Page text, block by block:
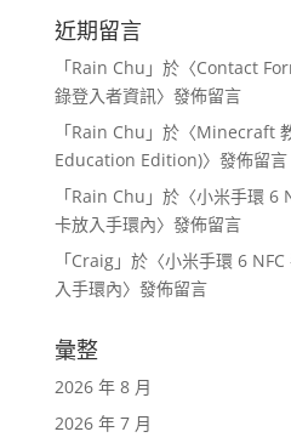
近期留言
「Rain Chu 」於〈Contact
錄登入者資訊〉發佈留言
「Rain Chu 」於〈Minecraft
Education Edition)〉發佈留言
「Rain Chu 」於〈小米手環 6
卡放入手環內〉發佈留言
「Craig」於〈小米手環 6
入手環內〉發佈留言
彙整
2026 年 8 月
2026 年 7 月